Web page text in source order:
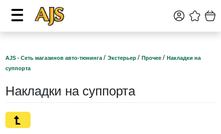
AJS - Сеть магазинов авто-тюнинга / Экстерьер / Прочее / Накладки на
суппорта
Накладки на суппорта